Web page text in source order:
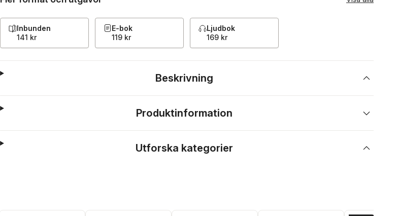
Inbunden
141 kr
E-bok
119 kr
Ljudbok
169 kr
Beskrivning
Produktinformation
Utforska kategorier